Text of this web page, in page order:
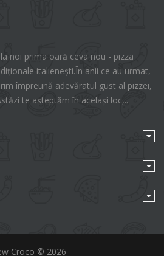
noi prima oară ceva nou - pizza
italienești.În anii ce au urmat,
împreună adevăratul gust al pizzei,
te așteptăm în același loc,..
Croco © 2026